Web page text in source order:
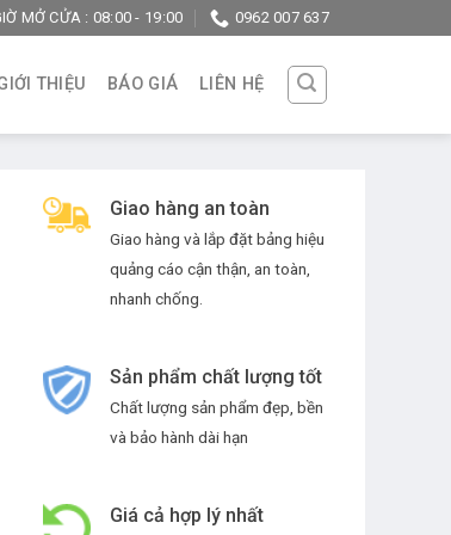
MỞ CỬA : 08:00 - 19:00 0962 007 637
THIỆU BÁO GIÁ LIÊN HỆ
Giao hàng an toàn
Giao hàng và lắp đặt bảng hiệu
quảng cáo cận thận, an toàn,
nhanh chống.
Sản phẩm chất lượng tốt
Chất lượng sản phẩm đẹp, bền
và bảo hành dài hạn
Giá cả hợp lý nhất